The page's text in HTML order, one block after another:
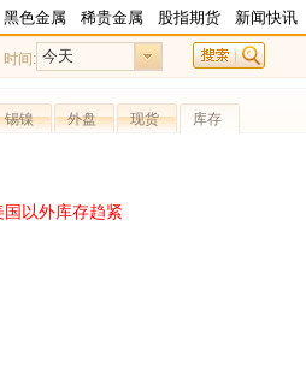
黑色金属 稀贵金属 股指期货 新闻快讯
时间: 今天
锡镍 外盘 现货 库存
国以外库存趋紧